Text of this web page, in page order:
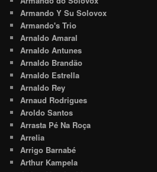
Armando Y Su Solovox
Armando's Trio
Arnaldo Amaral
Arnaldo Antunes
Arnaldo Brandão
Arnaldo Estrella
Arnaldo Rey
Arnaud Rodrigues
Aroldo Santos
Arrasta Pé Na Roça
Arrelia
Arrigo Barnabé
Arthur Kampela